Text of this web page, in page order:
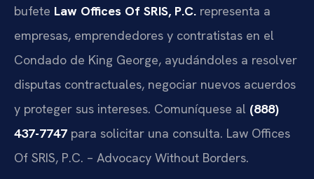
bufete Law Offices Of SRIS, P.C. representa a
empresas, emprendedores y contratistas en el
Condado de King George, ayudándoles a resolver
disputas contractuales, negociar nuevos acuerdos
y proteger sus intereses. Comuníquese al (888)
437-7747 para solicitar una consulta. Law Offices
Of SRIS, P.C. – Advocacy Without Borders.